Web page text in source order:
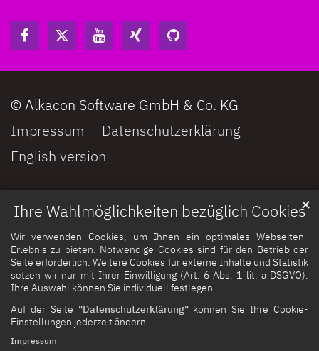
Ihre Wahlmöglichkeiten bezüglich Cookies
Wir verwenden Cookies, um Ihnen ein optimales Webseiten-
Erlebnis zu bieten. Notwendige Cookies sind für den Betrieb der
Seite erforderlich. Weitere Cookies für externe Inhalte und Statistik
setzen wir nur mit Ihrer Einwilligung (Art. 6 Abs. 1 lit. a DSGVO).
Ihre Auswahl können Sie individuell festlegen.
Auf der Seite "Datenschutzerklärung"können Sie Ihre Cookie-
Einstellungen jederzeit ändern.
✕
Impressum
© Alkacon Software GmbH & Co. KG
Impressum
Datenschutzerklärung
English version